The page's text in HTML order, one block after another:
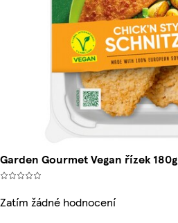
Garden Gourmet Vegan řízek 180g
Zatím žádné hodnocení